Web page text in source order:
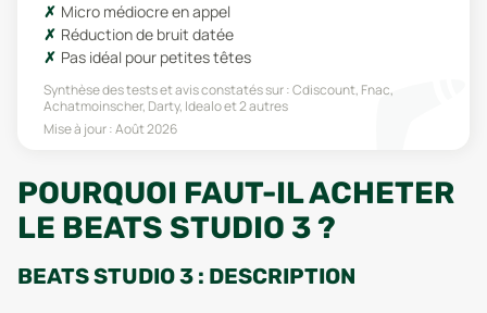
Micro médiocre en appel
Réduction de bruit datée
Pas idéal pour petites têtes
Synthèse des tests et avis constatés sur :Cdiscount, Fnac,
Achatmoinscher, Darty, Idealoet 2 autres
Mise à jour :Août 2026
POURQUOI FAUT-IL ACHETER
LE BEATS STUDIO 3 ?
BEATS STUDIO 3 : DESCRIPTION